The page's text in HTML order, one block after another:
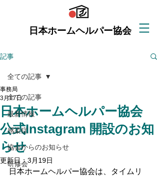
日本ホームヘルパー協会
記事
全ての記事
最新情報
感染症
協会からのお知らせ
研修会
全ての記事
日本ホームヘルパー協会
公式Instagram 開設のお知
らせ
事務局
3月17日
更新日： 3月19日
日本ホームヘルパー協会は、タイムリ